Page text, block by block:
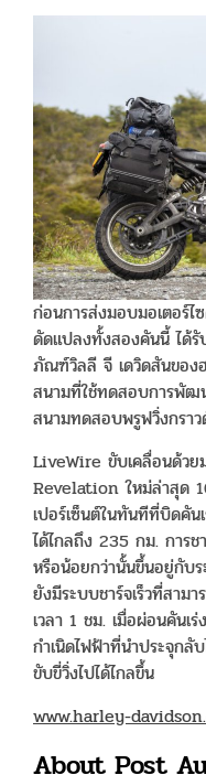
ก่อนการส่งมอบมอเตอร์
ดัดแปลงทั้งสองคันนี้ ได้
ภัณฑ์วิลลี จี เดวิดสันของ
สนามที่ใช้ทดสอบการพั
สนามทดสอบพรูฟวิ่งกรา
LiveWire ขับเคลื่อนด้วย
Revelation ใหม่ล่าสุด
เปอร์เซ็นต์ในทันทีที่บิดคัน
ได้ไกลถึง 235 กม. การช
หรือน้อยกว่านั้นขึ้นอยู่กับ
ยังมีระบบชาร์จเร็วที่สาม
เวลา 1 ชม. เมื่อผ่อนคันเ
กำเนิดไฟฟ้าที่นำประจุก
ขับขี่วิ่งไปได้ไกลขึ้น
www.harley-
About Post